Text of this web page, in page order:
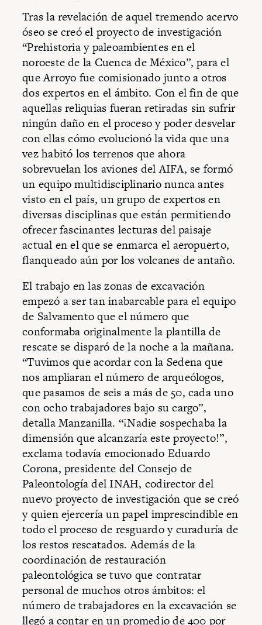
Tras la revelación de aquel tremendo acervo
óseo se creó el proyecto de investigación
“Prehistoria y paleoambientes en el
noroeste de la Cuenca de México”, para el
que Arroyo fue comisionado junto a otros
dos expertos en el ámbito. Con el fin de que
aquellas reliquias fueran retiradas sin sufrir
ningún daño en el proceso y poder desvelar
con ellas cómo evolucionó la vida que una
vez habitó los terrenos que ahora
sobrevuelan los aviones del AIFA, se formó
un equipo multidisciplinario nunca antes
visto en el país, un grupo de expertos en
diversas disciplinas que están permitiendo
ofrecer fascinantes lecturas del paisaje
actual en el que se enmarca el aeropuerto,
flanqueado aún por los volcanes de antaño.
El trabajo en las zonas de excavación
empezó a ser tan inabarcable para el equipo
de Salvamento que el número que
conformaba originalmente la plantilla de
rescate se disparó de la noche a la mañana.
“Tuvimos que acordar con la Sedena que
nos ampliaran el número de arqueólogos,
que pasamos de seis a más de 50, cada uno
con ocho trabajadores bajo su cargo”,
detalla Manzanilla. “¡Nadie sospechaba la
dimensión que alcanzaría este proyecto!”,
exclama todavía emocionado Eduardo
Corona, presidente del Consejo de
Paleontología del INAH, codirector del
nuevo proyecto de investigación que se creó
y quien ejercería un papel imprescindible en
todo el proceso de resguardo y curaduría de
los restos rescatados. Además de la
coordinación de restauración
paleontológica se tuvo que contratar
personal de muchos otros ámbitos: el
número de trabajadores en la excavación se
llegó a contar en un promedio de 400 por